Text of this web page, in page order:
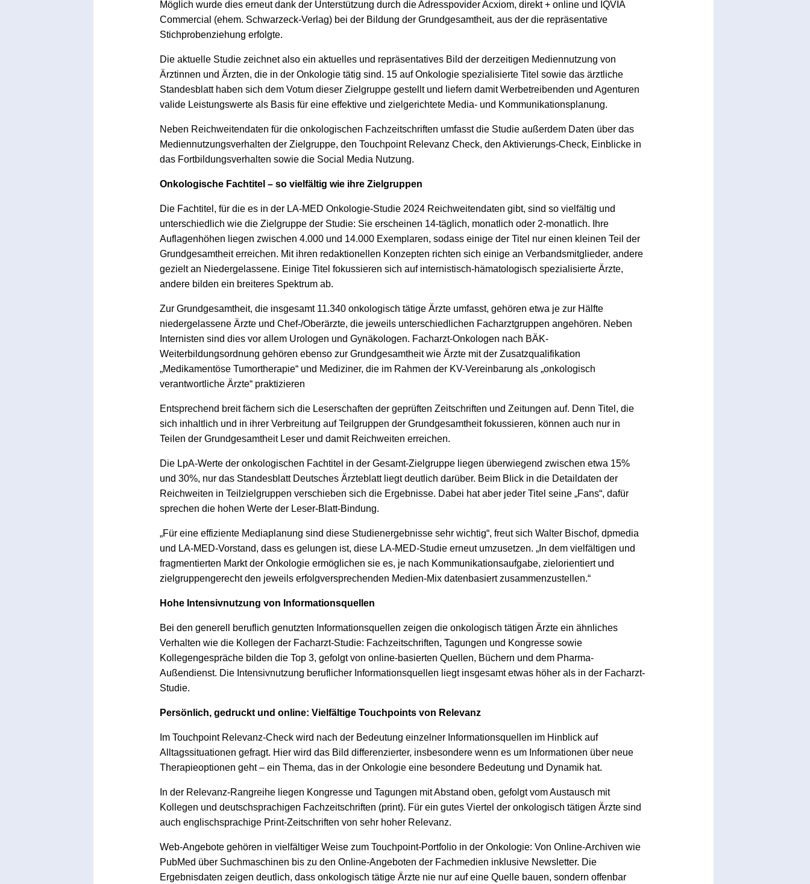
Möglich wurde dies erneut dank der Unterstützung durch die Adresspovider Acxiom, direkt + online und IQVIA
Commercial (ehem. Schwarzeck-Verlag) bei der Bildung der Grundgesamtheit, aus der die repräsentative
Stichprobenziehung erfolgte.
Die aktuelle Studie zeichnet also ein aktuelles und repräsentatives Bild der derzeitigen Mediennutzung von
Ärztinnen und Ärzten, die in der Onkologie tätig sind. 15 auf Onkologie spezialisierte Titel sowie das ärztliche
Standesblatt haben sich dem Votum dieser Zielgruppe gestellt und liefern damit Werbetreibenden und Agenturen
valide Leistungswerte als Basis für eine effektive und zielgerichtete Media- und Kommunikationsplanung.
Neben Reichweitendaten für die onkologischen Fachzeitschriften umfasst die Studie außerdem Daten über das
Mediennutzungsverhalten der Zielgruppe, den Touchpoint Relevanz Check, den Aktivierungs-Check, Einblicke in
das Fortbildungsverhalten sowie die Social Media Nutzung.
Onkologische Fachtitel – so vielfältig wie ihre Zielgruppen
Die Fachtitel, für die es in der LA-MED Onkologie-Studie 2024 Reichweitendaten gibt, sind so vielfältig und
unterschiedlich wie die Zielgruppe der Studie: Sie erscheinen 14-täglich, monatlich oder 2-monatlich. Ihre
Auflagenhöhen liegen zwischen 4.000 und 14.000 Exemplaren, sodass einige der Titel nur einen kleinen Teil der
Grundgesamtheit erreichen. Mit ihren redaktionellen Konzepten richten sich einige an Verbandsmitglieder, andere
gezielt an Niedergelassene. Einige Titel fokussieren sich auf internistisch-hämatologisch spezialisierte Ärzte,
andere bilden ein breiteres Spektrum ab.
Zur Grundgesamtheit, die insgesamt 11.340 onkologisch tätige Ärzte umfasst, gehören etwa je zur Hälfte
niedergelassene Ärzte und Chef-/Oberärzte, die jeweils unterschiedlichen Facharztgruppen angehören. Neben
Internisten sind dies vor allem Urologen und Gynäkologen. Facharzt-Onkologen nach BÄK-
Weiterbildungsordnung gehören ebenso zur Grundgesamtheit wie Ärzte mit der Zusatzqualifikation
„Medikamentöse Tumortherapie“ und Mediziner, die im Rahmen der KV-Vereinbarung als „onkologisch
verantwortliche Ärzte“ praktizieren
Entsprechend breit fächern sich die Leserschaften der geprüften Zeitschriften und Zeitungen auf. Denn Titel, die
sich inhaltlich und in ihrer Verbreitung auf Teilgruppen der Grundgesamtheit fokussieren, können auch nur in
Teilen der Grundgesamtheit Leser und damit Reichweiten erreichen.
Die LpA-Werte der onkologischen Fachtitel in der Gesamt-Zielgruppe liegen überwiegend zwischen etwa 15%
und 30%, nur das Standesblatt Deutsches Ärzteblatt liegt deutlich darüber. Beim Blick in die Detaildaten der
Reichweiten in Teilzielgruppen verschieben sich die Ergebnisse. Dabei hat aber jeder Titel seine „Fans“, dafür
sprechen die hohen Werte der Leser-Blatt-Bindung.
„Für eine effiziente Mediaplanung sind diese Studienergebnisse sehr wichtig“, freut sich Walter Bischof, dpmedia
und LA-MED-Vorstand, dass es gelungen ist, diese LA-MED-Studie erneut umzusetzen. „In dem vielfältigen und
fragmentierten Markt der Onkologie ermöglichen sie es, je nach Kommunikationsaufgabe, zielorientiert und
zielgruppengerecht den jeweils erfolgversprechenden Medien-Mix datenbasiert zusammenzustellen.“
Hohe Intensivnutzung von Informationsquellen
Bei den generell beruflich genutzten Informationsquellen zeigen die onkologisch tätigen Ärzte ein ähnliches
Verhalten wie die Kollegen der Facharzt-Studie: Fachzeitschriften, Tagungen und Kongresse sowie
Kollegengespräche bilden die Top 3, gefolgt von online-basierten Quellen, Büchern und dem Pharma-
Außendienst. Die Intensivnutzung beruflicher Informationsquellen liegt insgesamt etwas höher als in der Facharzt-
Studie.
Persönlich, gedruckt und online: Vielfältige Touchpoints von Relevanz
Im Touchpoint Relevanz-Check wird nach der Bedeutung einzelner Informationsquellen im Hinblick auf
Alltagssituationen gefragt. Hier wird das Bild differenzierter, insbesondere wenn es um Informationen über neue
Therapieoptionen geht – ein Thema, das in der Onkologie eine besondere Bedeutung und Dynamik hat.
In der Relevanz-Rangreihe liegen Kongresse und Tagungen mit Abstand oben, gefolgt vom Austausch mit
Kollegen und deutschsprachigen Fachzeitschriften (print). Für ein gutes Viertel der onkologisch tätigen Ärzte sind
auch englischsprachige Print-Zeitschriften von sehr hoher Relevanz.
Web-Angebote gehören in vielfältiger Weise zum Touchpoint-Portfolio in der Onkologie: Von Online-Archiven wie
PubMed über Suchmaschinen bis zu den Online-Angeboten der Fachmedien inklusive Newsletter. Die
Ergebnisdaten zeigen deutlich, dass onkologisch tätige Ärzte nie nur auf eine Quelle bauen, sondern offenbar